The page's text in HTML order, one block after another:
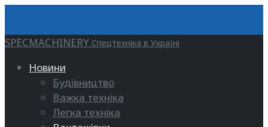
SPECMACHINERY Спецтехніка в Україні
Новини
Будівництво
Важка техніка
Легка техніка